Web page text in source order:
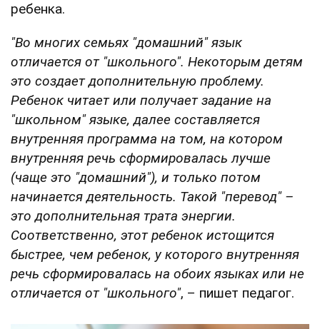
ребенка.
"Во многих семьях "домашний" язык
отличается от "школьного". Некоторым детям
это создает дополнительную проблему.
Ребенок читает или получает задание на
"школьном" языке, далее составляется
внутренняя программа на том, на котором
внутренняя речь сформировалась лучше
(чаще это "домашний"), и только потом
начинается деятельность. Такой "перевод" –
это дополнительная трата энергии.
Соответственно, этот ребенок истощится
быстрее, чем ребенок, у которого внутренняя
речь сформировалась на обоих языках или не
отличается от "школьного", – пишет педагог.